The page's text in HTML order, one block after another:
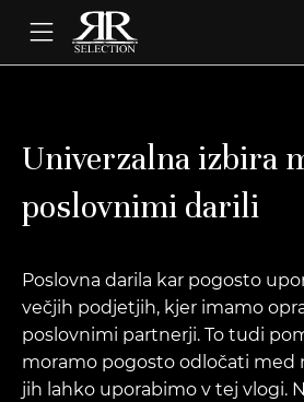
Univerzalna izbira
poslovnimi darili
Poslovna darila kar pogosto
večjih podjetjih, kjer imamo
poslovnimi partnerji. To tudi
moramo pogosto odločati med
jih lahko uporabimo v tej vlogi.